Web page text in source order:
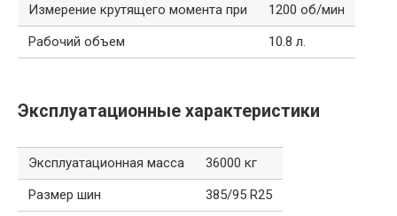
Измерение крутящего момента при
1200 об/мин
Рабочий объем
10.8 л.
Эксплуатационные характеристики
Эксплуатационная масса
36000 кг
Размер шин
385/95 R25